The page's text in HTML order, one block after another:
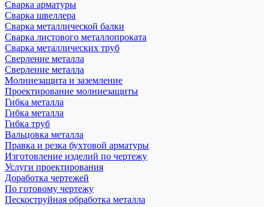
Сварка арматуры
Сварка швеллера
Сварка металлической балки
Сварка листового металлопроката
Сварка металлических труб
Сверление металла
Сверление металла
Молниезащита и заземление
Проектирование молниезащиты
Гибка металла
Гибка металла
Гибка труб
Вальцовка металла
Правка и резка бухтовой арматуры
Изготовление изделий по чертежу
Услуги проектирования
Доработка чертежей
По готовому чертежу
Пескоструйная обработка металла